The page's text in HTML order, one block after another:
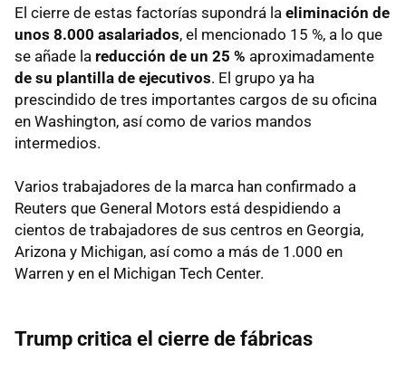
El cierre de estas factorías supondrá la eliminación de
unos 8.000 asalariados, el mencionado 15 %, a lo que
se añade la reducción de un 25 % aproximadamente
de su plantilla de ejecutivos. El grupo ya ha
prescindido de tres importantes cargos de su oficina
en Washington, así como de varios mandos
intermedios.
Varios trabajadores de la marca han confirmado a
Reuters que General Motors está despidiendo a
cientos de trabajadores de sus centros en Georgia,
Arizona y Michigan, así como a más de 1.000 en
Warren y en el Michigan Tech Center.
Trump critica el cierre de fábricas